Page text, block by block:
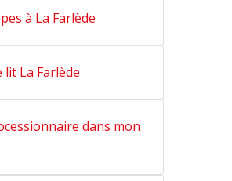
à La Farlède
La Farlède
dans mon